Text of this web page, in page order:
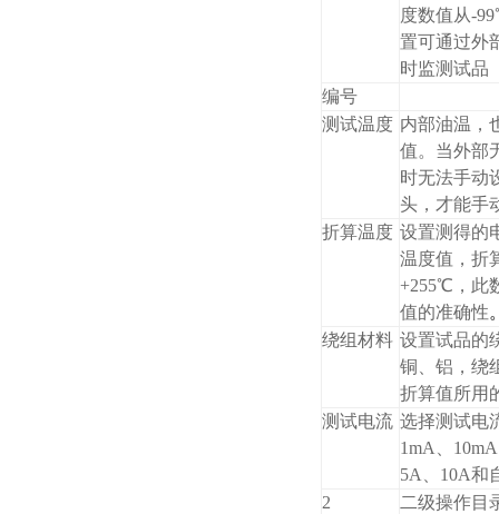
度数值从-
置可通过外
时监测试品
编号
测试温度 内部油温，
值。当外部
时无法手动
头，才能手
折算温度 设置测得的
温度值，折
+255℃，此
值的准确性
绕组材料 设置试品的
铜、铝，绕
折算值所用
测试电流 选择测试电
1mA、
5A、10A和
2
二级操作目